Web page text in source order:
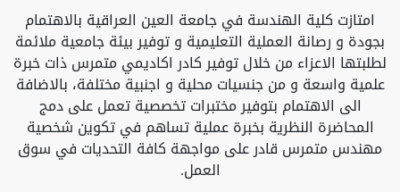
امتازت كلية الهندسة في جامعة العين العراقية بالاهتمام
بجودة و رصانة العملية التعليمية و توفير بيئة جامعية ملائمة
لطلبتها الاعزاء من خلال توفير كادر اكاديمي متمرس ذات خبرة
علمية واسعة و من جنسيات محلية و اجنبية مختلفة، بالاضافة
الى الاهتمام بتوفير مختبرات تخصصية تعمل على دمج
المحاضرة النظرية بخبرة عملية تساهم في تكوين شخصية
مهندس متمرس قادر على مواجهة كافة التحديات في سوق
العمل.